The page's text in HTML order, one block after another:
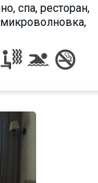
спа, ресторан,